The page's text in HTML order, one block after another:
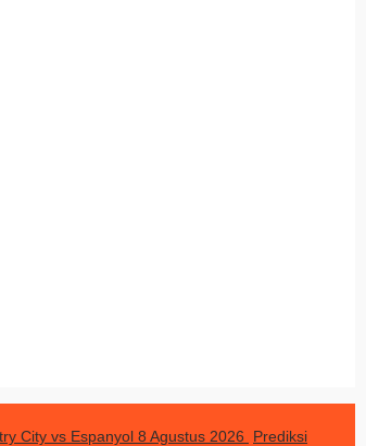
City vs Espanyol 8 Agustus 2026
Prediksi